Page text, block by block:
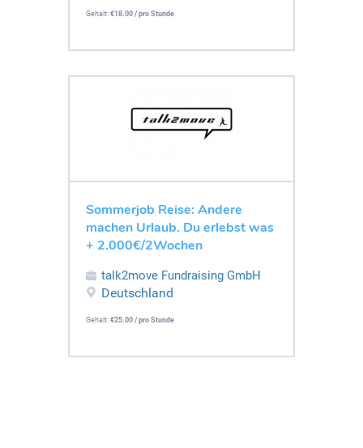
Gehalt: €18.00 / pro Stunde
Sommerjob Reise: Andere
machen Urlaub. Du erlebst was
+ 2.000€/2Wochen
talk2move Fundraising GmbH
Deutschland
Gehalt: €25.00 / pro Stunde